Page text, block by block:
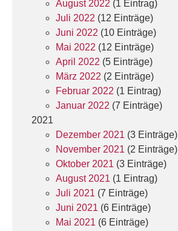
August 2022 (1 Eintrag)
Juli 2022 (12 Einträge)
Juni 2022 (10 Einträge)
Mai 2022 (12 Einträge)
April 2022 (5 Einträge)
März 2022 (2 Einträge)
Februar 2022 (1 Eintrag)
Januar 2022 (7 Einträge)
2021
Dezember 2021 (3 Einträge)
November 2021 (2 Einträge)
Oktober 2021 (3 Einträge)
August 2021 (1 Eintrag)
Juli 2021 (7 Einträge)
Juni 2021 (6 Einträge)
Mai 2021 (6 Einträge)